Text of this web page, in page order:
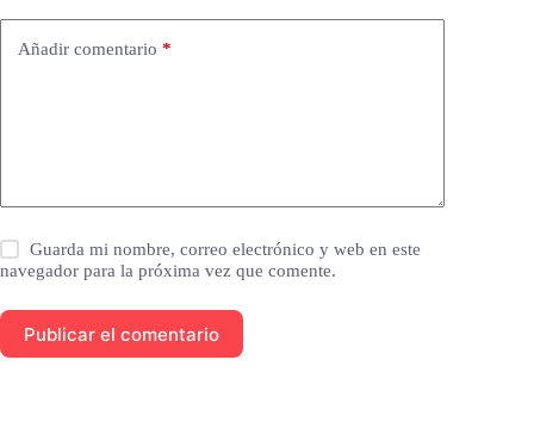
Añadir comentario *
Guarda mi nombre, correo electrónico y web en este
navegador para la próxima vez que comente.
Publicar el comentario